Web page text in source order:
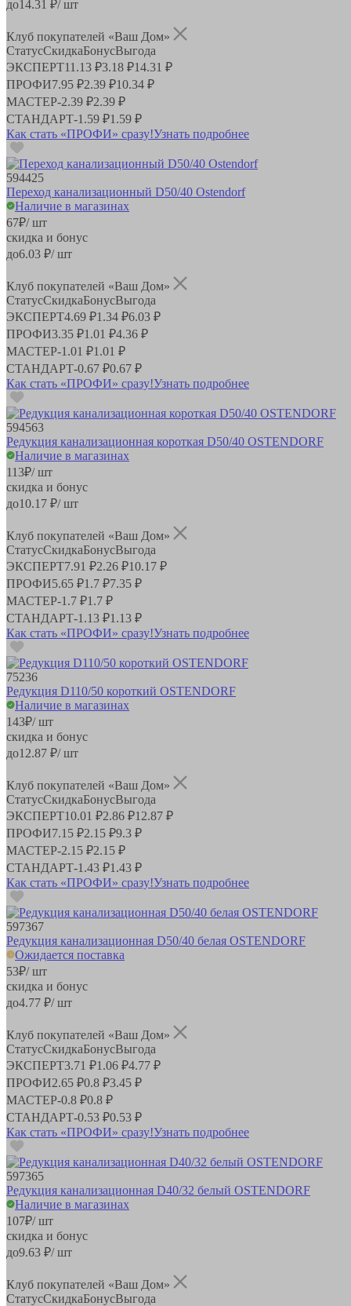
до14.31 ₽/ шт
Клуб покупателей «Ваш Дом»
СтатусСкидкаБонусВыгода
ЭКСПЕРТ11.13 ₽3.18 ₽14.31 ₽
ПРОФИ7.95 ₽2.39 ₽10.34 ₽
МАСТЕР-2.39 ₽2.39 ₽
СТАНДАРТ-1.59 ₽1.59 ₽
Как стать «ПРОФИ» сразу!Узнать подробнее
594425
Переход канализационный D50/40 Ostendorf
Наличие в магазинах
67₽/ шт
скидка и бонус
до6.03 ₽/ шт
Клуб покупателей «Ваш Дом»
СтатусСкидкаБонусВыгода
ЭКСПЕРТ4.69 ₽1.34 ₽6.03 ₽
ПРОФИ3.35 ₽1.01 ₽4.36 ₽
МАСТЕР-1.01 ₽1.01 ₽
СТАНДАРТ-0.67 ₽0.67 ₽
Как стать «ПРОФИ» сразу!Узнать подробнее
594563
Редукция канализационная короткая D50/40 OSTENDORF
Наличие в магазинах
113₽/ шт
скидка и бонус
до10.17 ₽/ шт
Клуб покупателей «Ваш Дом»
СтатусСкидкаБонусВыгода
ЭКСПЕРТ7.91 ₽2.26 ₽10.17 ₽
ПРОФИ5.65 ₽1.7 ₽7.35 ₽
МАСТЕР-1.7 ₽1.7 ₽
СТАНДАРТ-1.13 ₽1.13 ₽
Как стать «ПРОФИ» сразу!Узнать подробнее
75236
Редукция D110/50 короткий OSTENDORF
Наличие в магазинах
143₽/ шт
скидка и бонус
до12.87 ₽/ шт
Клуб покупателей «Ваш Дом»
СтатусСкидкаБонусВыгода
ЭКСПЕРТ10.01 ₽2.86 ₽12.87 ₽
ПРОФИ7.15 ₽2.15 ₽9.3 ₽
МАСТЕР-2.15 ₽2.15 ₽
СТАНДАРТ-1.43 ₽1.43 ₽
Как стать «ПРОФИ» сразу!Узнать подробнее
597367
Редукция канализационная D50/40 белая OSTENDORF
Ожидается поставка
53₽/ шт
скидка и бонус
до4.77 ₽/ шт
Клуб покупателей «Ваш Дом»
СтатусСкидкаБонусВыгода
ЭКСПЕРТ3.71 ₽1.06 ₽4.77 ₽
ПРОФИ2.65 ₽0.8 ₽3.45 ₽
МАСТЕР-0.8 ₽0.8 ₽
СТАНДАРТ-0.53 ₽0.53 ₽
Как стать «ПРОФИ» сразу!Узнать подробнее
597365
Редукция канализационная D40/32 белый OSTENDORF
Наличие в магазинах
107₽/ шт
скидка и бонус
до9.63 ₽/ шт
Клуб покупателей «Ваш Дом»
СтатусСкидкаБонусВыгода